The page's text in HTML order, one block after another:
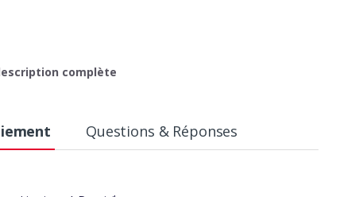
complète
Questions & Réponses